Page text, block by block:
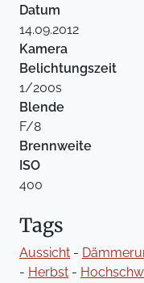
Datum
14.09.2012
Kamera
Belichtungszeit
1/200s
Blende
F/8
Brennweite
ISO
400
Tags
Aussicht -
- Herbst -